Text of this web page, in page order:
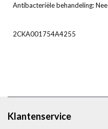
Antibacteriële behandeling: Nee
2CKA001754A4255
Klantenservice